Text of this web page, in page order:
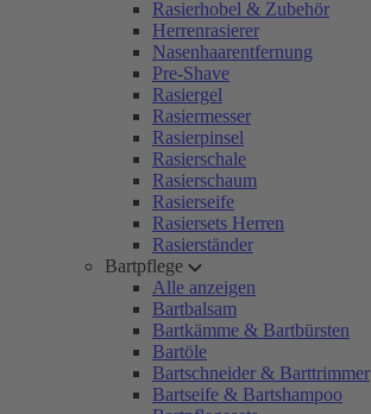
Rasierhobel & Zubehör
Herrenrasierer
Nasenhaarentfernung
Pre-Shave
Rasiergel
Rasiermesser
Rasierpinsel
Rasierschale
Rasierschaum
Rasierseife
Rasiersets Herren
Rasierständer
Bartpflege
Alle anzeigen
Bartbalsam
Bartkämme & Bartbürsten
Bartöle
Bartschneider & Barttrimmer
Bartseife & Bartshampoo